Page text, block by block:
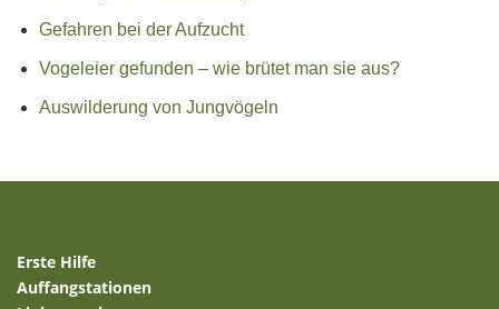
Gefahren bei der Aufzucht
Vogeleier gefunden – wie brütet man sie aus?
Auswilderung von Jungvögeln
Erste Hilfe
Auffangstationen